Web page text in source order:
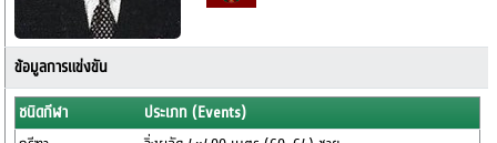
ข้อมูลการแข่งขัน
ชนิดกีฬา
ประเภท (Events)